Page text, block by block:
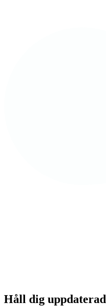
Håll dig uppdaterad